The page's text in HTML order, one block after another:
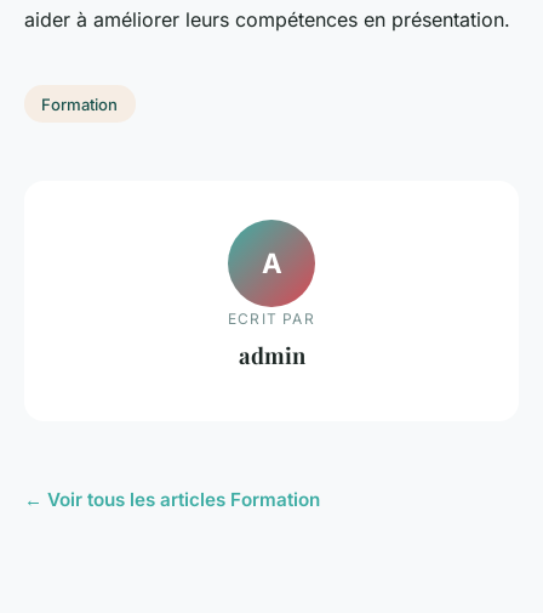
aider à améliorer leurs compétences en présentation.
Formation
A
ECRIT PAR
admin
← Voir tous les articles Formation